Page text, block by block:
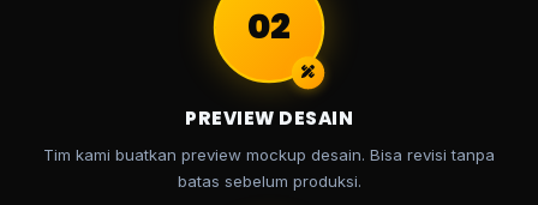
02
PREVIEW DESAIN
Tim kami buatkan preview mockup desain. Bisa revisi tanpa
batas sebelum produksi.